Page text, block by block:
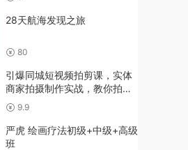
28天航海发现之旅
80
引爆同城短视频拍剪课，实体
商家拍摄制作实战，教你拍出
引流到店的短视频
9.9
严虎 绘画疗法初级+中级+高级
班